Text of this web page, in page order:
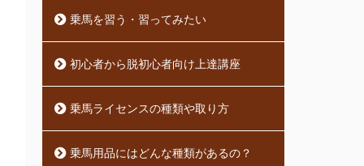
乗馬を習う・習ってみたい
初心者から脱初心者向け上達講座
乗馬ライセンスの種類や取り方
乗馬用品にはどんな種類があるの？